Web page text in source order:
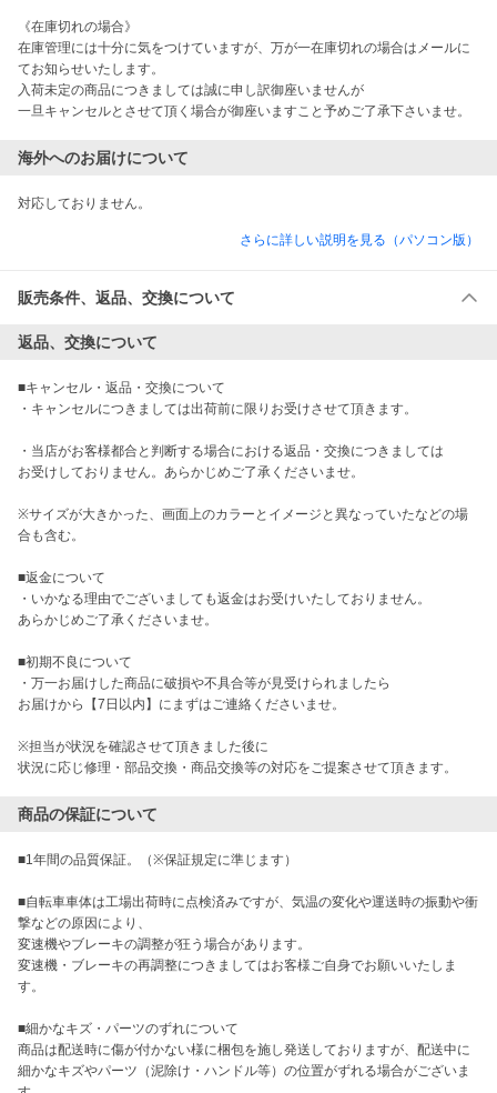
《在庫切れの場合》
在庫管理には十分に気をつけていますが、万が一在庫切れの場合はメールに
てお知らせいたします。
入荷未定の商品につきましては誠に申し訳御座いませんが
一旦キャンセルとさせて頂く場合が御座いますこと予めご了承下さいませ。
海外へのお届けについて
対応しておりません。
さらに詳しい説明を見る（パソコン版）
販売条件、返品、交換について
返品、交換について
■キャンセル・返品・交換について
・キャンセルにつきましては出荷前に限りお受けさせて頂きます。
・当店がお客様都合と判断する場合における返品・交換につきましては
お受けしておりません。あらかじめご了承くださいませ。
※サイズが大きかった、画面上のカラーとイメージと異なっていたなどの場
合も含む。
■返金について
・いかなる理由でございましても返金はお受けいたしておりません。
あらかじめご了承くださいませ。
■初期不良について
・万一お届けした商品に破損や不具合等が見受けられましたら
お届けから【7日以内】にまずはご連絡くださいませ。
※担当が状況を確認させて頂きました後に
状況に応じ修理・部品交換・商品交換等の対応をご提案させて頂きます。
商品の保証について
■1年間の品質保証。（※保証規定に準じます）
■自転車車体は工場出荷時に点検済みですが、気温の変化や運送時の振動や衝
撃などの原因により、
変速機やブレーキの調整が狂う場合があります。
変速機・ブレーキの再調整につきましてはお客様ご自身でお願いいたしま
す。
■細かなキズ・パーツのずれについて
商品は配送時に傷が付かない様に梱包を施し発送しておりますが、配送中に
細かなキズやパーツ（泥除け・ハンドル等）の位置がずれる場合がございま